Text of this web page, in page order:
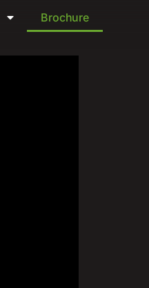
Brochure